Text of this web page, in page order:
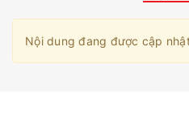
Nội dung đang được cập